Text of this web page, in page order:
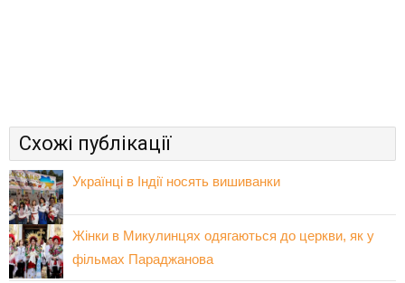
Схожі публікації
Українці в Індії носять вишиванки
Жінки в Микулинцях одягаються до церкви, як у
фільмах Параджанова